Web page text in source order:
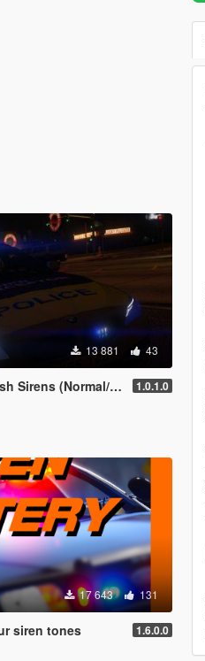
13 881 43
Siren Mastery) 1.0.1.0
17 643 131
siren tones 1.6.0.0